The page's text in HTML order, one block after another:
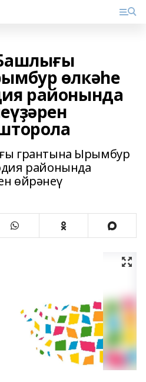
өлкәһе
районында
грантына Ырымбур
районында
өйрәнеү